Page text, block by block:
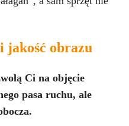
jakość obrazu
Ci na objęcie
pasa ruchu, ale